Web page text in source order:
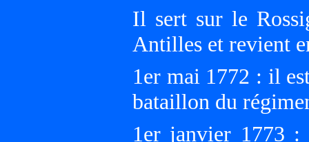
Il sert sur le
Antilles et revient
1er mai 1772 : il
bataillon du
1er janvier 1773 :